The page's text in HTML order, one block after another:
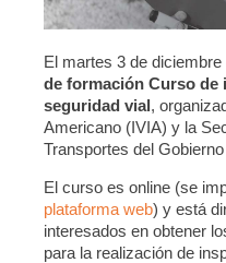
El martes 3 de
de formación Curso de
seguridad vial,
Americano (IVIA) y la
Transportes del
El curso es online (se
plataforma web) y está
interesados en obtener
para la realización de